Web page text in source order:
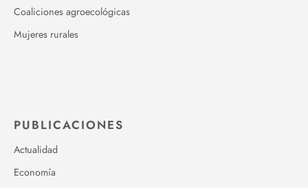
Coaliciones agroecológicas
Mujeres rurales
PUBLICACIONES
Actualidad
Economía